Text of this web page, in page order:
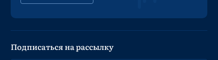
Подписаться на рассылку